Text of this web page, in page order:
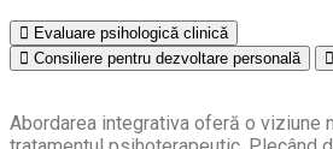
Evaluare psihologică clinică
Consiliere pentru dezvoltare personală
Abordarea integrativa oferă o viziune